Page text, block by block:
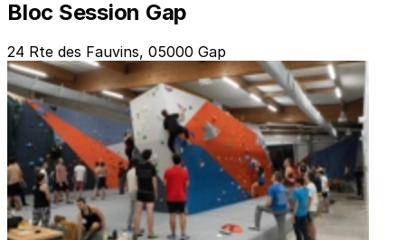
Bloc Session Gap
24 Rte des Fauvins, 05000 Gap